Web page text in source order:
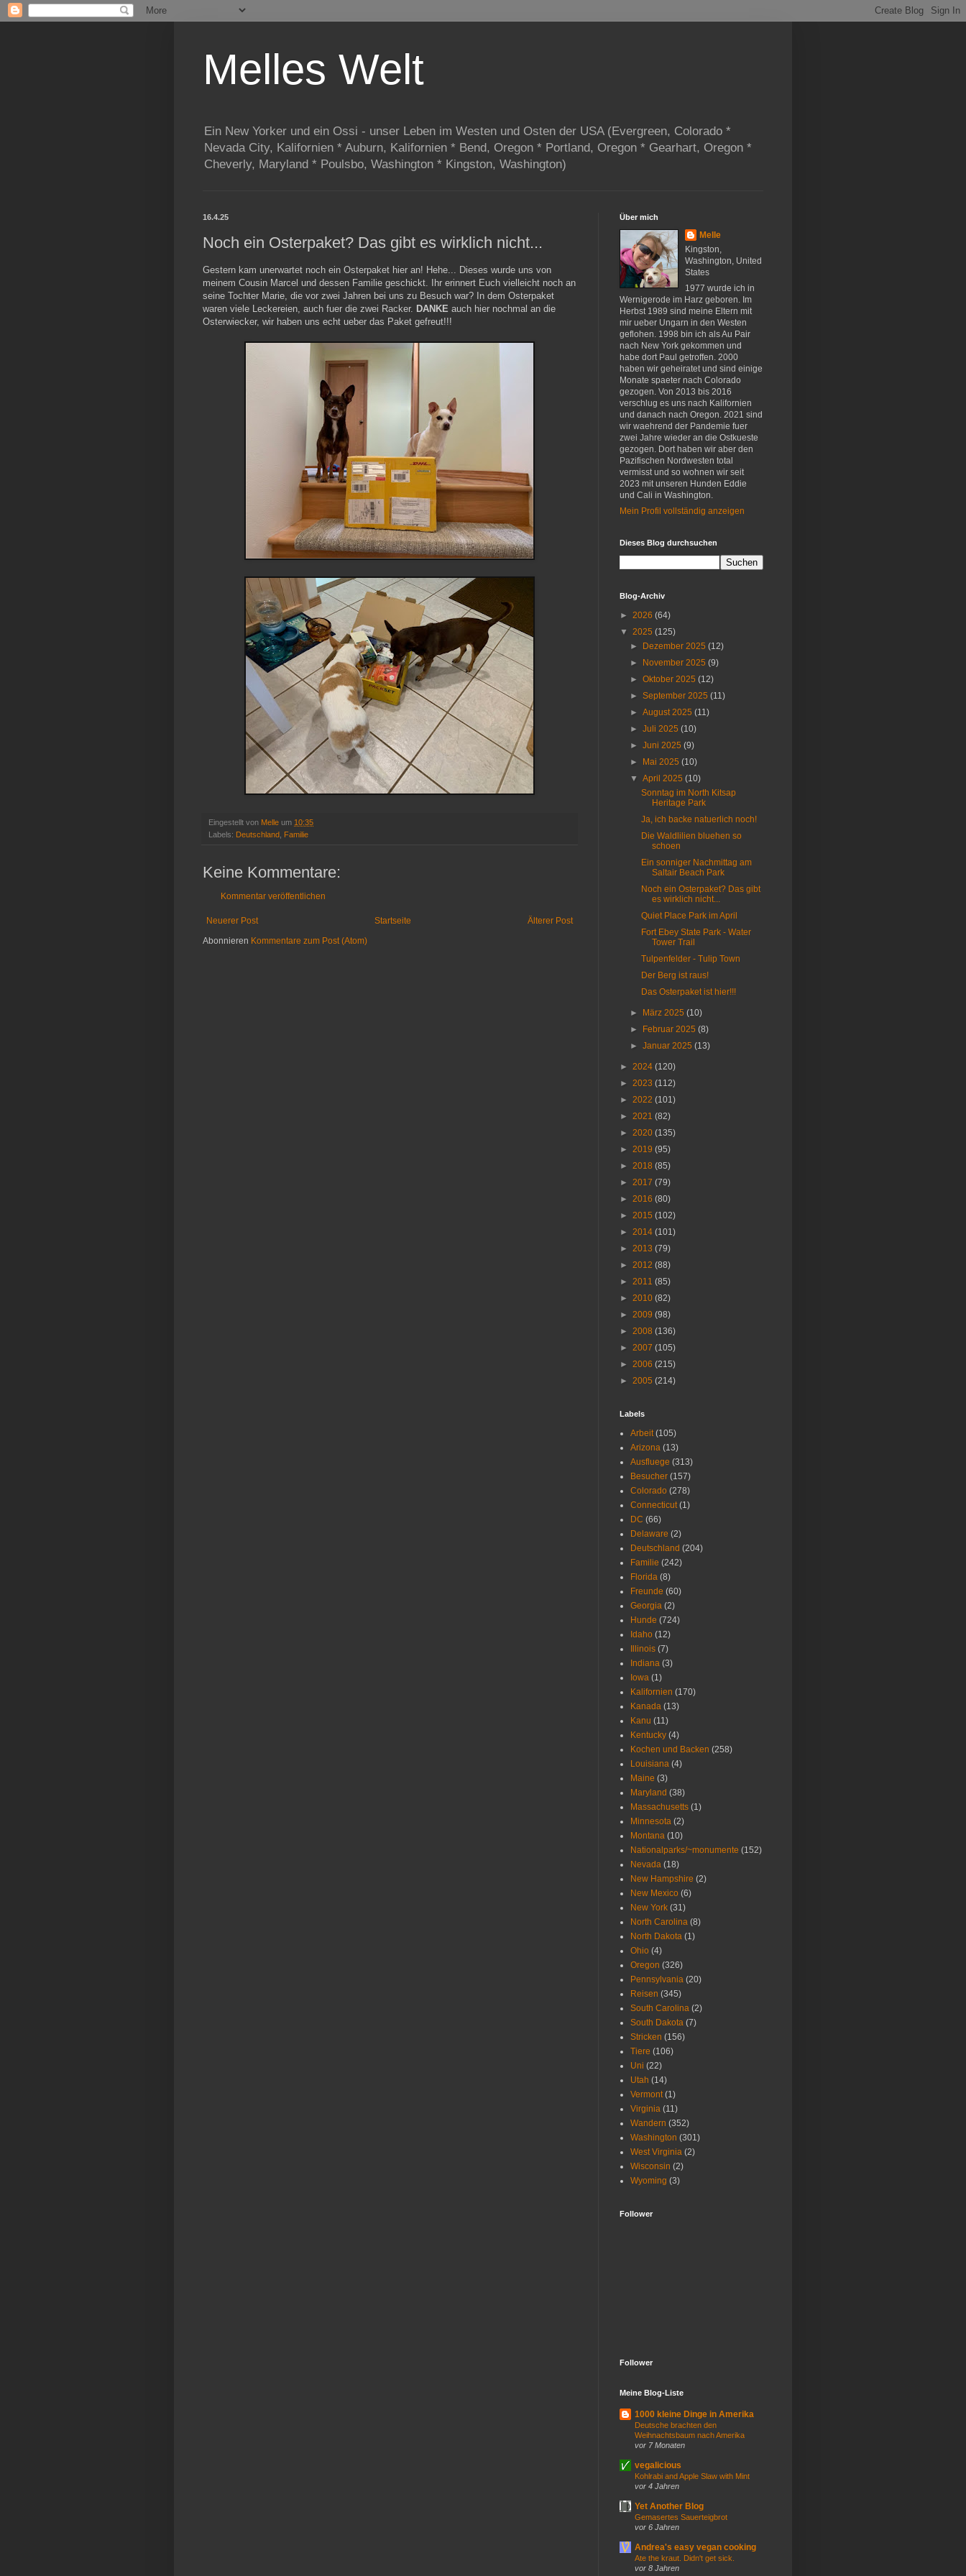
Melles Welt
Ein New Yorker und ein Ossi - unser Leben im Westen und Osten der USA (Evergreen, Colorado *
Nevada City, Kalifornien * Auburn, Kalifornien * Bend, Oregon * Portland, Oregon * Gearhart, Oregon *
Cheverly, Maryland * Poulsbo, Washington * Kingston, Washington)
16.4.25
Noch ein Osterpaket? Das gibt es wirklich nicht...
Gestern kam unerwartet noch ein Osterpaket hier an! Hehe... Dieses wurde uns von
meinem Cousin Marcel und dessen Familie geschickt. Ihr erinnert Euch vielleicht noch an
seine Tochter Marie, die vor zwei Jahren bei uns zu Besuch war? In dem Osterpaket
waren viele Leckereien, auch fuer die zwei Racker. DANKE auch hier nochmal an die
Osterwiecker, wir haben uns echt ueber das Paket gefreut!!!
Eingestellt von Melle um 10:35
Labels: Deutschland Familie
Keine Kommentare:
Kommentar veröffentlichen
Neuerer Post Älterer Post
Startseite
Abonnieren Kommentare zum Post (Atom)
Über mich
Melle
Kingston,
Washington, United
States
1977 wurde ich in
Wernigerode im Harz geboren. Im
Herbst 1989 sind meine Eltern mit
mir ueber Ungarn in den Westen
geflohen. 1998 bin ich als Au Pair
nach New York gekommen und
habe dort Paul getroffen. 2000
haben wir geheiratet und sind einige
Monate spaeter nach Colorado
gezogen. Von 2013 bis 2016
verschlug es uns nach Kalifornien
und danach nach Oregon. 2021 sind
wir waehrend der Pandemie fuer
zwei Jahre wieder an die Ostkueste
gezogen. Dort haben wir aber den
Pazifischen Nordwesten total
vermisst und so wohnen wir seit
2023 mit unseren Hunden Eddie
und Cali in Washington.
Mein Profil vollständig anzeigen
Dieses Blog durchsuchen
Blog-Archiv
► 2026 (64)
▼ 2025 (125)
►
Dezember 2025(12)
►
November 2025(9)
►Oktober 2025(12)
►September 2025(11)
►August 2025(11)
►Juli 2025(10)
►Juni 2025(9)
►
Mai 2025(10)
▼April 2025(10)
Sonntag im North Kitsap
Heritage Park
Ja, ich backe natuerlich noch!
Die Waldlilien bluehen so
schoen
Ein sonniger Nachmittag am
Saltair Beach Park
Noch ein Osterpaket? Das gibt
es wirklich nicht...
Quiet Place Park im April
Fort Ebey State Park - Water
Tower Trail
Tulpenfelder - Tulip Town
Der Berg ist raus!
Das Osterpaket ist hier!!!
► März 2025(10)
►
Februar 2025(8)
►Januar 2025(13)
► 2024 (120)
► 2023 (112)
► 2022 (101)
► 2021 (82)
► 2020 (135)
► 2019 (95)
► 2018 (85)
► 2017 (79)
► 2016 (80)
► 2015 (102)
► 2014 (101)
► 2013 (79)
► 2012 (88)
► 2011 (85)
► 2010 (82)
► 2009 (98)
► 2008 (136)
► 2007 (105)
► 2006 (215)
► 2005 (214)
Labels
Arbeit (105)
Arizona (13)
Ausfluege (313)
Besucher (157)
Colorado (278)
Connecticut (1)
DC (66)
Delaware (2)
Deutschland (204)
Familie (242)
Florida (8)
Freunde (60)
Georgia (2)
Hunde (724)
Idaho (12)
Illinois (7)
Indiana (3)
Iowa (1)
Kalifornien (170)
Kanada (13)
Kanu (11)
Kentucky (4)
Kochen und Backen (258)
Louisiana (4)
Maine (3)
Maryland (38)
Massachusetts (1)
Minnesota (2)
Montana (10)
Nationalparks/~monumente (152)
Nevada (18)
New Hampshire (2)
New Mexico (6)
New York (31)
North Carolina (8)
North Dakota (1)
Ohio (4)
Oregon (326)
Pennsylvania (20)
Reisen (345)
South Carolina (2)
South Dakota (7)
Stricken (156)
Tiere (106)
Uni (22)
Utah (14)
Vermont (1)
Virginia (11)
Wandern (352)
Washington (301)
West Virginia (2)
Wisconsin (2)
Wyoming (3)
Follower
Follower
Meine Blog-Liste
1000 kleine Dinge in Amerika
Deutsche brachten den
Weihnachtsbaum nach Amerika
vor 7 Monaten
vegalicious
Kohlrabi and Apple Slaw with Mint
vor 4 Jahren
Yet Another Blog
Gemasertes Sauerteigbrot
vor 6 Jahren
Andrea's easy vegan cooking
Ate the kraut. Didn't get sick.
vor 8 Jahren